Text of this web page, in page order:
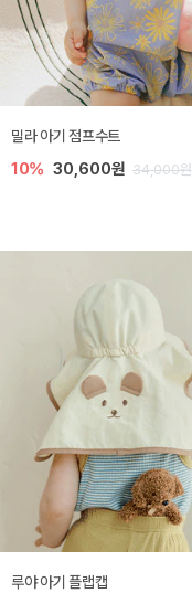
밀라 아기 점프수트
10% 30,600원 34,000원
루야 아기 플랩캡